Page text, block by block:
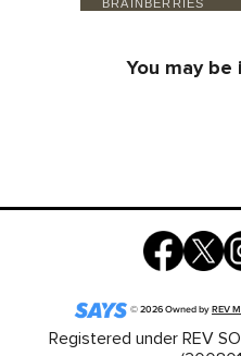
You may
©2026Owned byREV
Registered under REV